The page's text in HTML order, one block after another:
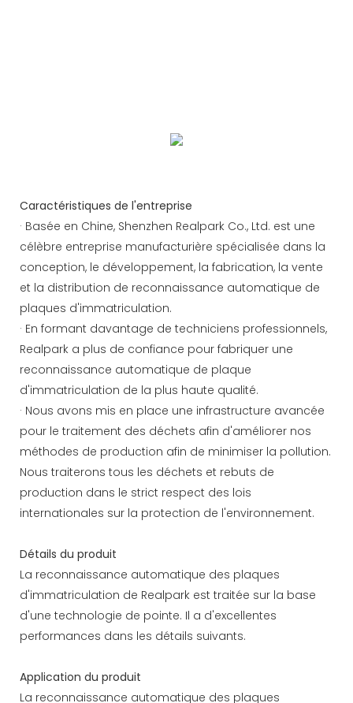
Caractéristiques de l'entreprise
· Basée en Chine, Shenzhen Realpark Co., Ltd. est une
célèbre entreprise manufacturière spécialisée dans la
conception, le développement, la fabrication, la vente
et la distribution de reconnaissance automatique de
plaques d'immatriculation.
· En formant davantage de techniciens professionnels,
Realpark a plus de confiance pour fabriquer une
reconnaissance automatique de plaque
d'immatriculation de la plus haute qualité.
· Nous avons mis en place une infrastructure avancée
pour le traitement des déchets afin d'améliorer nos
méthodes de production afin de minimiser la pollution.
Nous traiterons tous les déchets et rebuts de
production dans le strict respect des lois
internationales sur la protection de l'environnement.
Détails du produit
La reconnaissance automatique des plaques
d'immatriculation de Realpark est traitée sur la base
d'une technologie de pointe. Il a d'excellentes
performances dans les détails suivants.
Application du produit
La reconnaissance automatique des plaques